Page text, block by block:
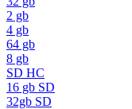
2 gb
4 gb
64 gb
8 gb
SD HC
16 gb SD
32gb SD